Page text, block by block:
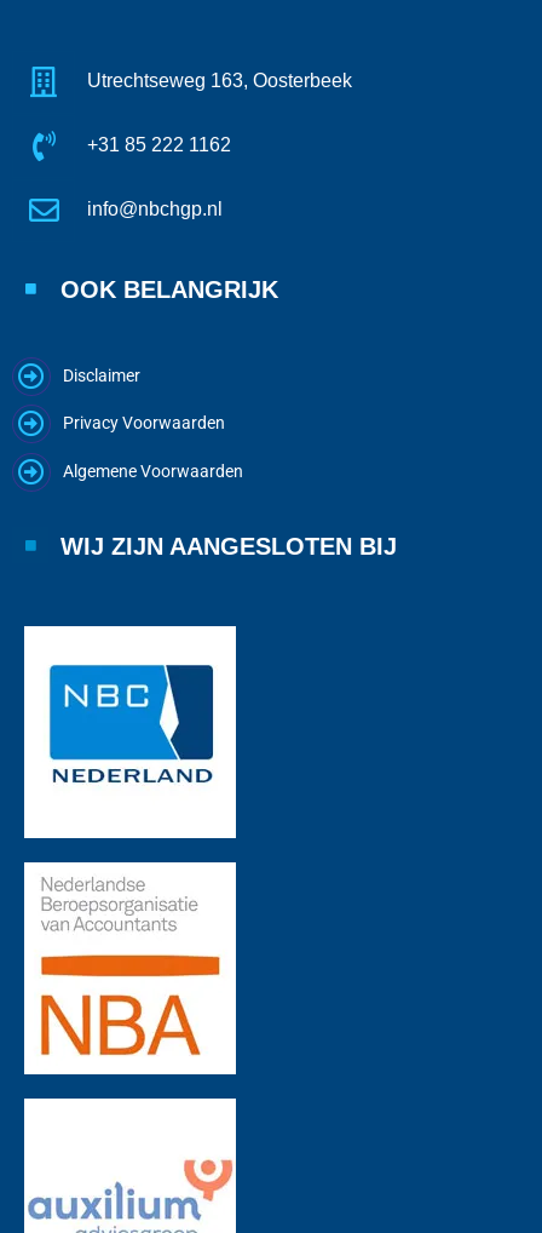
Utrechtseweg 163, Oosterbeek
+31 85 222 1162
info@nbchgp.nl
OOK BELANGRIJK
Disclaimer
Privacy Voorwaarden
Algemene Voorwaarden
WIJ ZIJN AANGESLOTEN BIJ